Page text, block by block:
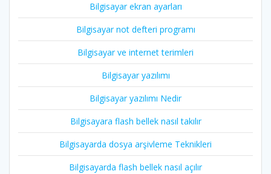
Bilgisayar ekran ayarları
Bilgisayar not defteri programı
Bilgisayar ve internet terimleri
Bilgisayar yazılımı
Bilgisayar yazılımı Nedir
Bilgisayara flash bellek nasıl takılır
Bilgisayarda dosya arşivleme Teknikleri
Bilgisayarda flash bellek nasıl açılır